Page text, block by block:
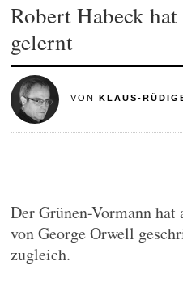
Robert Habeck
gelernt
VON KLAUS-
Der Grünen-Vormann
von George Orwell
zugleich.